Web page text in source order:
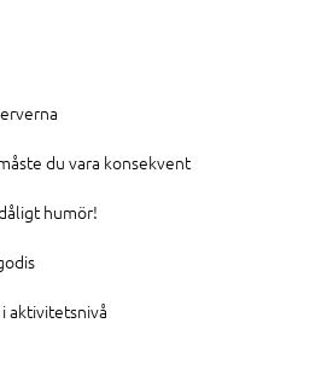
du vara konsekvent
humör!
aktivitetsnivå